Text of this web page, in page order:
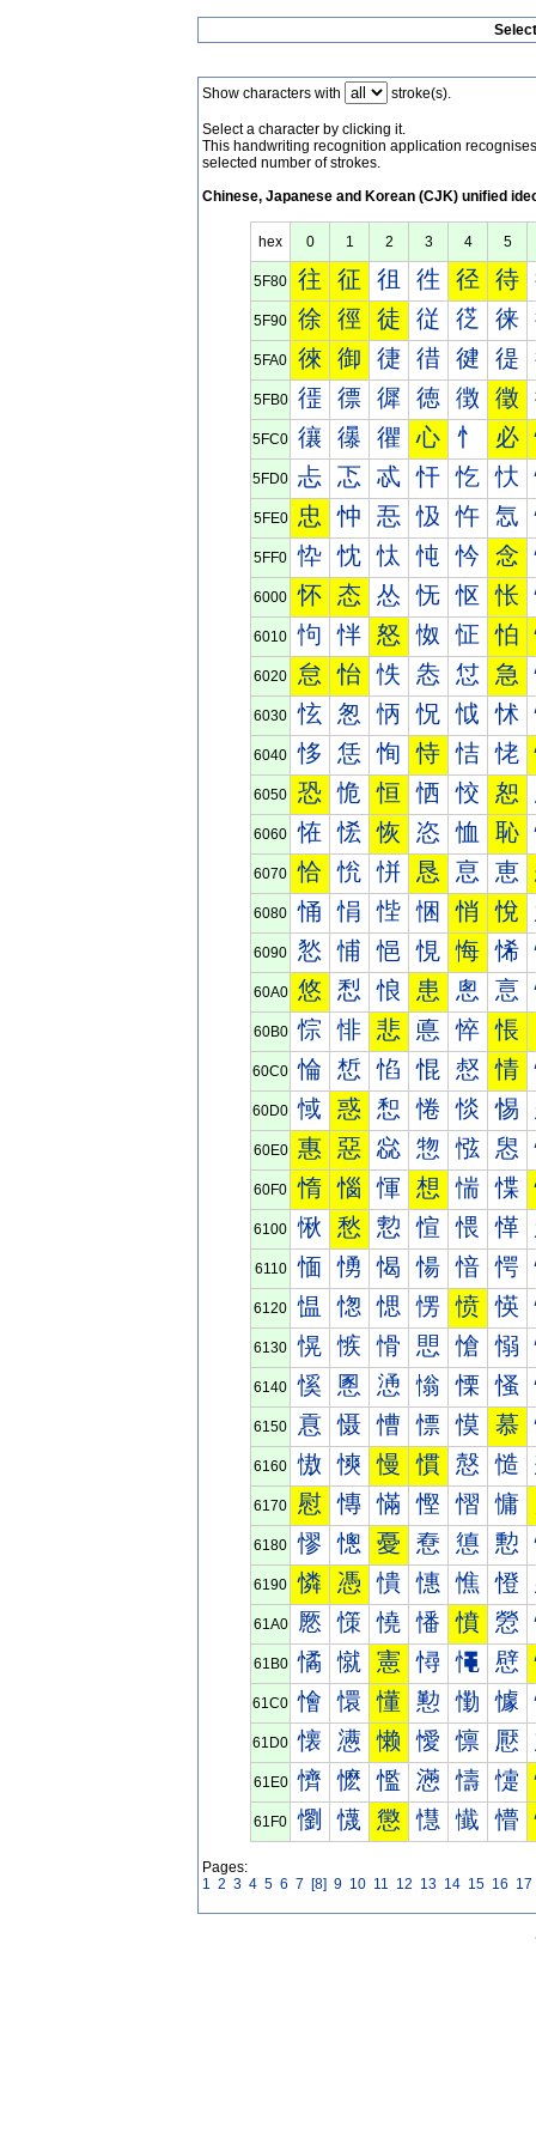
Show characters with stroke(s).
Select a character by clicking it.
This handwriting recognition application
selected number of strokes.
Chinese, Japanese and Korean (CJK) unified
hex 0 1 2 3 4 5
5F80 往 征 徂 徃 径 待
5F90 徐 徑 徒 従 徔 徕
5FA0 徠 御 徢 徣 徤 徥
5FB0 徰 徱 徲 徳 徴 徵
5FC0 忀 忁 忂 心 忄 必
5FD0 忐 忑 忒 忓 忔 忕
5FE0 忠 忡 忢 忣 忤 忥
5FF0 忰 忱 忲 忳 忴 念
6000 怀 态 怂 怃 怄 怅
6010 怐 怑 怒 怓 怔 怕
6020 怠 怡 怢 怣 怤 急
6030 怰 怱 怲 怳 怴 怵
6040 恀 恁 恂 恃 恄 恅
6050 恐 恑 恒 恓 恔 恕
6060 恠 恡 恢 恣 恤 恥
6070 恰 恱 恲 恳 恴 恵
6080 悀 悁 悂 悃 悄 悅
6090 悐 悑 悒 悓 悔 悕
60A0 悠 悡 悢 患 悤 悥
60B0 悰 悱 悲 悳 悴 悵
60C0 惀 惁 惂 惃 惄 情
60D0 惐 惑 惒 惓 惔 惕
60E0 惠 惡 惢 惣 惤 惥
60F0 惰 惱 惲 想 惴 惵
6100 愀 愁 愂 愃 愄 愅
6110 愐 愑 愒 愓 愔 愕
6120 愠 愡 愢 愣 愤 愥
6130 愰 愱 愲 愳 愴 愵
6140 慀 慁 慂 慃 慄 慅
6150 慐 慑 慒 慓 慔 慕
6160 慠 慡 慢 慣 慤 慥
6170 慰 慱 慲 慳 慴 慵
6180 憀 憁 憂 憃 憄 憅
6190 憐 憑 憒 憓 憔 憕
61A0 憠 憡 憢 憣 憤 憥
61B0 憰 憱 憲 憳 憴 憵
61C0 懀 懁 懂 懃 懄 懅
61D0 懐 懑 懒 懓 懔 懕
61E0 懠 懡 懢 懣 懤 懥
61F0 懰 懱 懲 懳 懴 懵
Pages:
1 2 3 4 5 6 7 [8] 9 10 11 12 13 14 15 16 17